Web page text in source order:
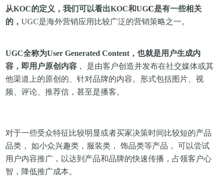
从KOC的定义，我们可以看出KOC和UGC是有一些相关
的，UGC是海外营销应用比较广泛的营销策略之一。
UGC全称为User Generated Content，也就是用户生成内
容，即用户原创内容 ， 是由客户创造并发布在社交媒体或其
他渠道上的原创的、针对品牌的内容。形式包括图片、视
频、评论、推荐信，甚至是播客。
对于一些受众特征比较明显或者买家决策时间比较短的产品
品类， 如小众兴趣类，服装类， 饰品类等产品， 可以尝试
用户内容推广， 以达到产品和品牌的快速传播，占领客户心
智，降低推广成本。